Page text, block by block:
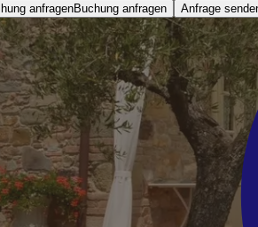
anfragenBuchung anfragen Anfrage